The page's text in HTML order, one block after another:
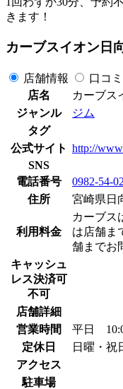
きます！
カーブスイオン日
店舗情報 口コミ
店名
カーブス
ジャンル
ジム
タグ
公式サイト http://
SNS
電話番号
0982-54-
住所
宮崎県日
利用料金
カーブス
は店舗ま
舗までお
キャッシュ
レス決済可
不可
店舗詳細
営業時間
平日
定休日
日曜・祝
アクセス
駐車場